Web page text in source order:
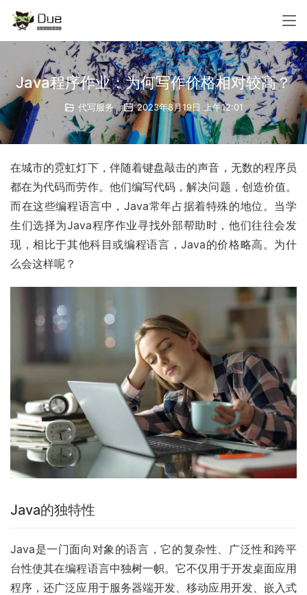
Java程序作业：为何写作价格相对较高？
代写服务 2023年8月19日 上午12:01
在城市的霓虹灯下，伴随着键盘敲击的声音，无数的程序员
都在为代码而劳作。他们编写代码，解决问题，创造价值。
而在这些编程语言中，Java常年占据着特殊的地位。当学
生们选择为Java程序作业寻找外部帮助时，他们往往会发
现，相比于其他科目或编程语言，Java的价格略高。为什
么会这样呢？
Java的独特性
Java是一门面向对象的语言，它的复杂性、广泛性和跨平
台性使其在编程语言中独树一帜。它不仅用于开发桌面应用
程序，还广泛应用于服务器端开发、移动应用开发、嵌入式